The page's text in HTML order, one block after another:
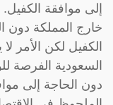
إلى موافقة
خارج المملكة دون
الكفيل لكن الأمر
السعودية الفرصة
دون الحاجة إلى